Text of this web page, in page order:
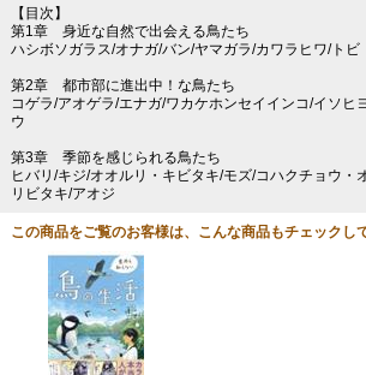
【目次】
第1章 身近な自然で出会える鳥たち
ハシボソガラス/オナガ/バン/ヤマガラ/カワラヒワ/トビ
第2章 都市部に進出中！な鳥たち
コゲラ/アオゲラ/エナガ/ワカケホンセイインコ/イソヒ
ウ
第3章 季節を感じられる鳥たち
ヒバリ/キジ/オオルリ・キビタキ/モズ/コハクチョウ・
リビタキ/アオジ
この商品をご覧のお客様は、こんな商品もチェックし